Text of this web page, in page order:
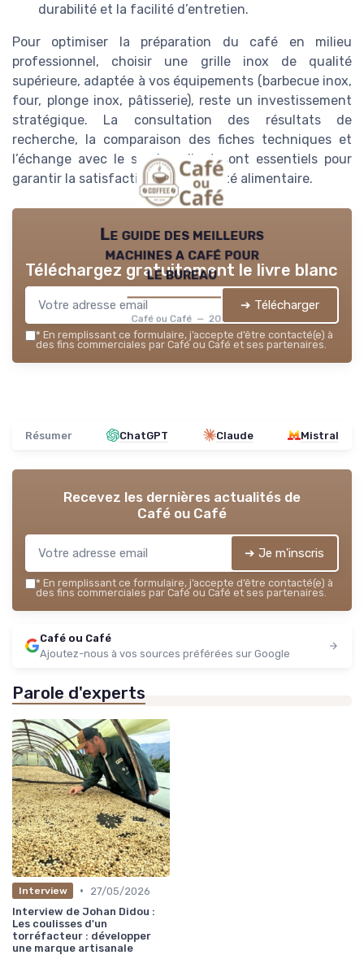
durabilité et la facilité d’entretien.
Pour optimiser la préparation du café en milieu
professionnel, choisir une grille inox de qualité
supérieure, adaptée à vos équipements (barbecue inox,
four, plonge inox, pâtisserie), reste un investissement
stratégique. La consultation des résultats de
recherche, la comparaison des fiches techniques et
l’échange avec le service client sont essentiels pour
garantir la satisfaction et la sécurité alimentaire.
Le guide des meilleurs
machines a café pour
le bureau
Café ou Café — 2026
Téléchargez gratuitement le livre blanc
➔ Télécharger
* En remplissant ce formulaire, j’accepte d’être contacté(e) à
des fins commerciales par Café ou Café et ses partenaires.
Résumer ChatGPT Claude Mistral
Recevez les dernières actualités de
Café ou Café
➔ Je m'inscris
* En remplissant ce formulaire, j’accepte d’être contacté(e) à
des fins commerciales par Café ou Café et ses partenaires.
Café ou Café
Ajoutez-nous à vos sources préférées sur Google
Parole d'experts
Interview •
27/05/2026
Interview de Johan Didou :
Les coulisses d'un
torréfacteur : développer
une marque artisanale